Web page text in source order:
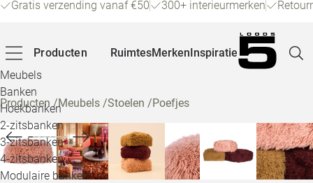
Gratis verzending vanaf €50 300+ interieurmerken
Producten
Meubels
Banken
Hoekbanken
2-zitsbanken
3-zitsbanken
4-zitsbanken
Modulaire banken
RuimtesMerkenInspiratie
Producten/Meubels /Stoelen /Poefjes